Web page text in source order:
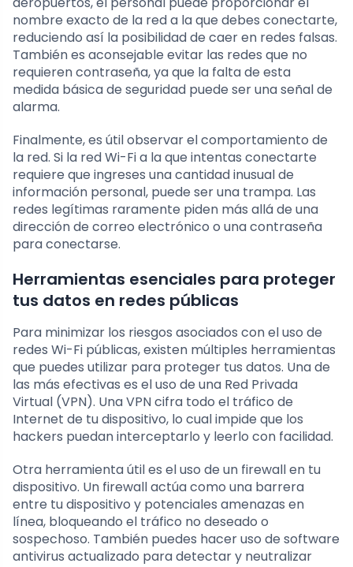
nombre exacto de la red a la que debes conectarte,
reduciendo así la posibilidad de caer en redes falsas.
También es aconsejable evitar las redes que no
requieren contraseña, ya que la falta de esta
medida básica de seguridad puede ser una señal de
alarma.
Finalmente, es útil observar el comportamiento de
la red. Si la red Wi-Fi a la que intentas conectarte
requiere que ingreses una cantidad inusual de
información personal, puede ser una trampa. Las
redes legítimas raramente piden más allá de una
dirección de correo electrónico o una contraseña
para conectarse.
Herramientas esenciales para proteger
tus datos en redes públicas
Para minimizar los riesgos asociados con el uso de
redes Wi-Fi públicas, existen múltiples herramientas
que puedes utilizar para proteger tus datos. Una de
las más efectivas es el uso de una Red Privada
Virtual (VPN). Una VPN cifra todo el tráfico de
Internet de tu dispositivo, lo cual impide que los
hackers puedan interceptarlo y leerlo con facilidad.
Otra herramienta útil es el uso de un firewall en tu
dispositivo. Un firewall actúa como una barrera
entre tu dispositivo y potenciales amenazas en
línea, bloqueando el tráfico no deseado o
sospechoso. También puedes hacer uso de software
antivirus actualizado para detectar y neutralizar